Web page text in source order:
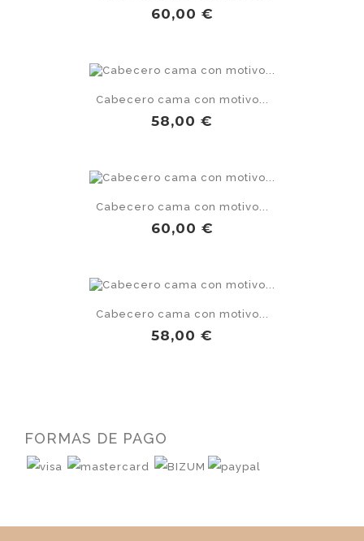
Precio
60,00 €
Cabecero cama con motivo...
Precio
58,00 €
Cabecero cama con motivo...
Precio
60,00 €
Cabecero cama con motivo...
Precio
58,00 €
FORMAS DE PAGO